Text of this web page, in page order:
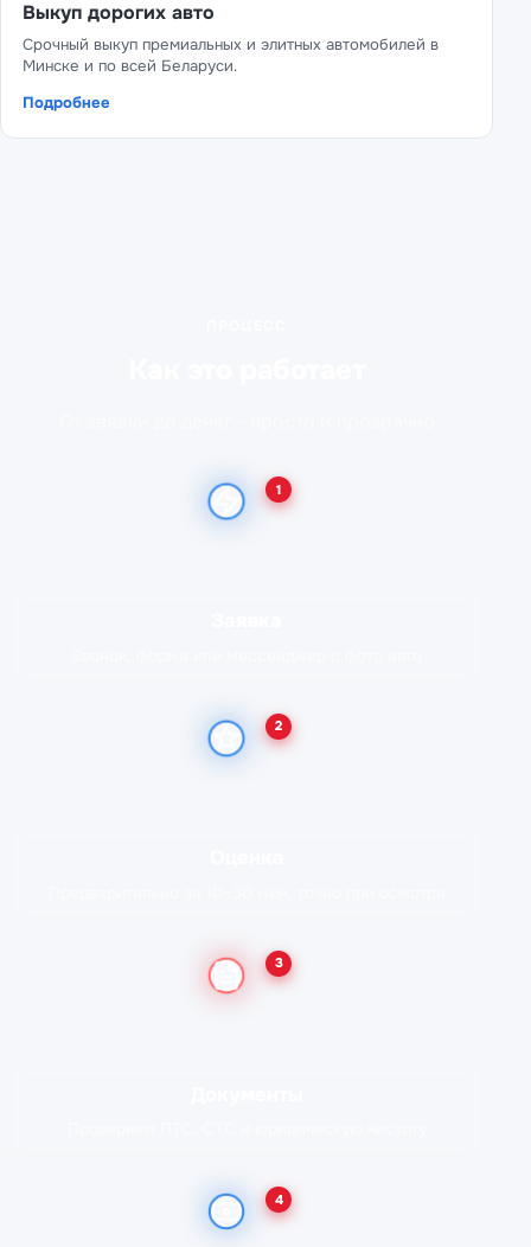
Выкуп дорогих авто
Срочный выкуп премиальных и элитных автомобилей в
Минске и по всей Беларуси.
Подробнее
1
2
3
4